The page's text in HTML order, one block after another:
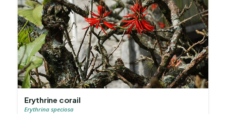
Erythrine corail
Erythrina speciosa